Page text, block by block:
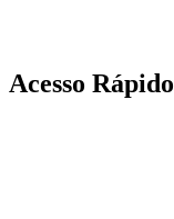
Acesso Rápido